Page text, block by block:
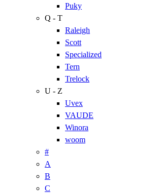
Puky
Q - T
Raleigh
Scott
Specialized
Tern
Trelock
U - Z
Uvex
VAUDE
Winora
woom
#
A
B
C